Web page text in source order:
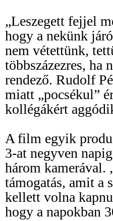
„Leszegett fejjel
hogy a nekünk
nem vétettünk,
többszázezres, ha
rendező. Rudolf
miatt „pocsékul”
kollégákért
A film egyik
3-at negyven
három
támogatás, amit a
kellett volna
hogy a napokban